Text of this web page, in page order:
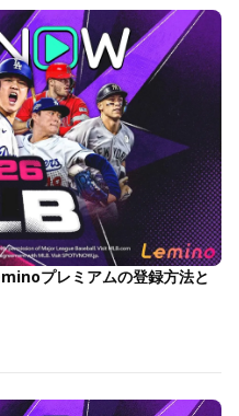
プレミアムの登録方法と